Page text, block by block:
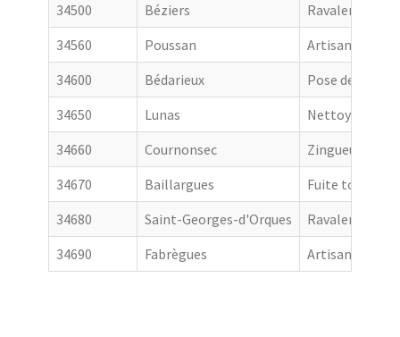
34500
Béziers
Ravalement
34560
Poussan
Artisan
34600
Bédarieux
Pose de
34650
Lunas
Nettoyage de
34660
Cournonsec
Zingueur
34670
Baillargues
Fuite toiture
34680
Saint-Georges-d'Orques
Ravalement
34690
Fabrègues Artisan